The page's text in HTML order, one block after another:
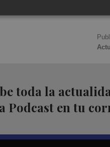
toda la
Podcast en tu